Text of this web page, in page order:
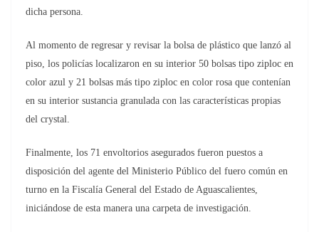
dicha persona.
Al momento de regresar y revisar la bolsa de plástico que lanzó al
piso, los policías localizaron en su interior 50 bolsas tipo ziploc en
color azul y 21 bolsas más tipo ziploc en color rosa que contenían
en su interior sustancia granulada con las características propias
del crystal.
Finalmente, los 71 envoltorios asegurados fueron puestos a
disposición del agente del Ministerio Público del fuero común en
turno en la Fiscalía General del Estado de Aguascalientes,
iniciándose de esta manera una carpeta de investigación.